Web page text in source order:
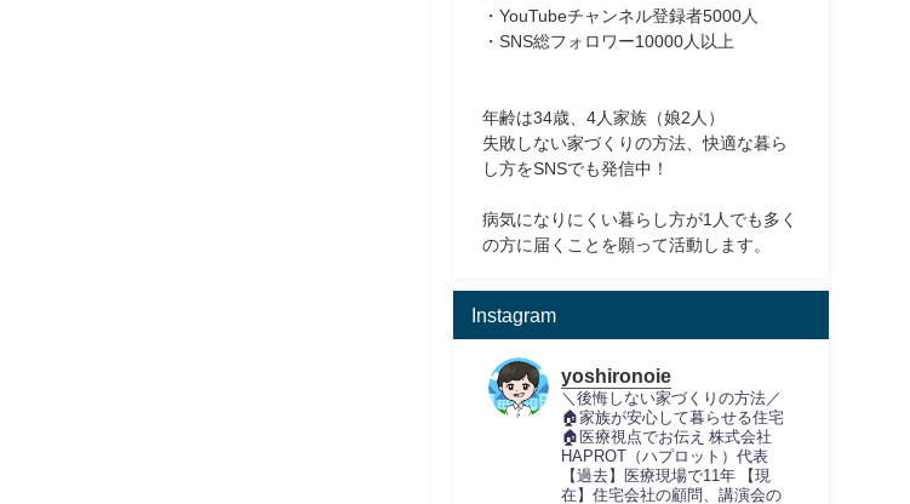
・YouTubeチャンネル登録者5000人
・SNS総フォロワー10000人以上
年齢は34歳、4人家族（娘2人）
失敗しない家づくりの方法、快適な暮ら
し方をSNSでも発信中！
病気になりにくい暮らし方が1人でも多く
の方に届くことを願って活動します。
Instagram
yoshironoie
＼後悔しない家づくりの方法／
🏠家族が安心して暮らせる住宅
🏠医療視点でお伝え 株式会社
HAPROT（ハプロット）代表
【過去】医療現場で11年 【現
在】住宅会社の顧問、講演会の